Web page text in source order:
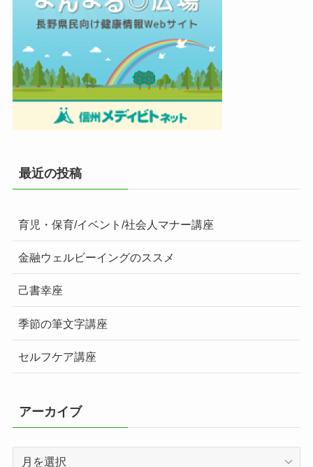
最近の投稿
育児・保育/イベント/社会人マナー講座
金融ウェルビーイングのススメ
己書幸座
季節の筆文字講座
セルフケア講座
アーカイブ